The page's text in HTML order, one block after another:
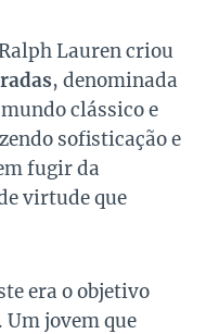
Lauren criou
, denominada
clássico e
sofisticação e
fugir da
virtude que
era o objetivo
jovem que